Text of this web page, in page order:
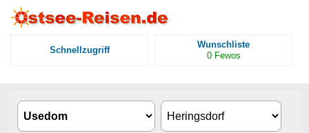
Schnellzugriff
Wunschliste
0 Fewos